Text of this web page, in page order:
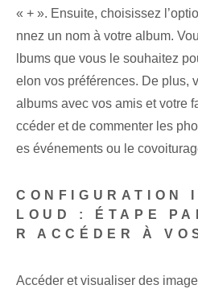
« + ». Ensuite, choisissez
nnez un nom à votre ‌album.
lbums que vous le souhaitez
elon vos préférences. De plus,
albums avec vos amis et votre
ccéder et de commenter les
es événements ou le
CONFIGURATION
LOUD : ÉTAPE
R ACCÉDER À
Accéder et visualiser des